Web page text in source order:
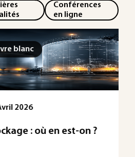
Conférences
en ligne
en est-on ?